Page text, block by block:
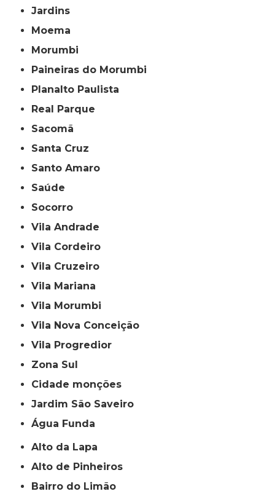
Jardins
Moema
Morumbi
Paineiras do Morumbi
Planalto Paulista
Real Parque
Sacomã
Santa Cruz
Santo Amaro
Saúde
Socorro
Vila Andrade
Vila Cordeiro
Vila Cruzeiro
Vila Mariana
Vila Morumbi
Vila Nova Conceição
Vila Progredior
Zona Sul
cidade monções
jardim São Saveiro
Água Funda
Alto da Lapa
Alto de Pinheiros
Bairro do Limão